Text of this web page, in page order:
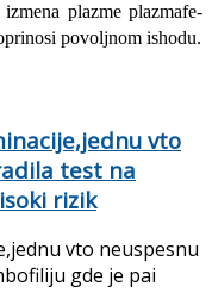
plazme plazmafe-
povoljnom ishodu.
vto
test na
rizik
vto neuspesnu
gde je pai